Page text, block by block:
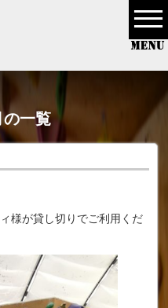
の一覧
様が貸し切りでご利用くだ